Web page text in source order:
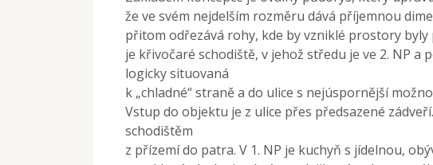
že ve svém nejdelším rozměru dává příjemnou
přitom odřezává rohy, kde by vzniklé prostory
je křivočaré schodiště, v jehož středu je ve 2. NP a
logicky situovaná
k „chladné“ straně a do ulice s nejúspornější
Vstup do objektu je z ulice přes předsazené
schodištěm
z přízemí do patra. V 1. NP je kuchyň s jídelnou,